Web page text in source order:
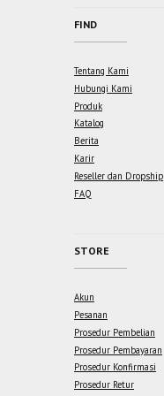
FIND
Tentang Kami
Hubungi Kami
Produk
Katalog
Berita
Karir
Reseller dan Dropship
FAQ
STORE
Akun
Pesanan
Prosedur Pembelian
Prosedur Pembayaran
Prosedur Konfirmasi
Prosedur Retur